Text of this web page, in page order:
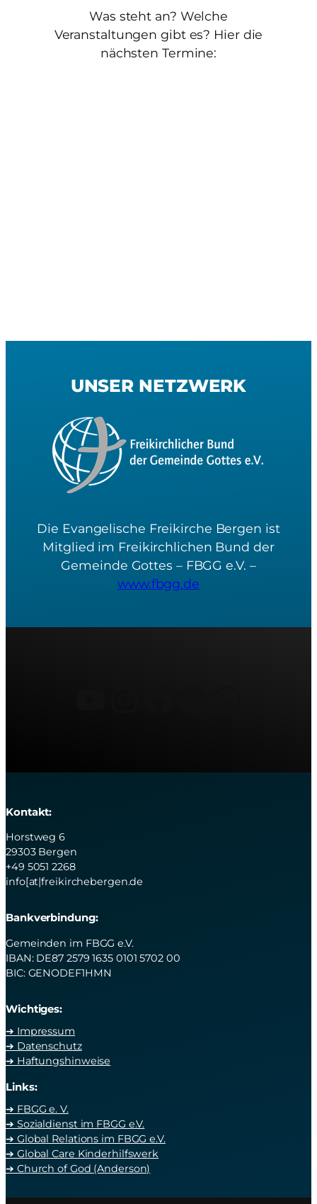
Was steht an? Welche
Veranstaltungen gibt es? Hier die
nächsten Termine:
UNSER NETZWERK
Die Evangelische Freikirche Bergen ist
Mitglied im Freikirchlichen Bund der
Gemeinde Gottes – FBGG e.V. –
www.fbgg.de
Kontakt:
Horstweg 6
29303 Bergen
+49 5051 2268
info[at|freikirchebergen.de
Bankverbindung:
Gemeinden im FBGG e.V.
IBAN: DE87 2579 1635 0101 5702 00
BIC: GENODEF1HMN
Wichtiges:
➔ Impressum
➔ Datenschutz
➔ Haftungshinweise
Links:
➔ FBGG e. V.
➔ Sozialdienst im FBGG e.V.
➔ Global Relations im FBGG e.V.
➔ Global Care Kinderhilfswerk
➔ Church of God (Anderson)